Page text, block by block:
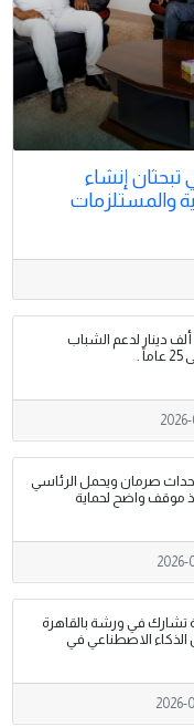
تبحثان إنشاء
والمستلزمات
الإسكان : 150 ألف دينار لدعم الشباب
.
2026-
أحداث صرمان ويحمل الرئاسي
موقف واضح لحماية
2026-
تشارك في ورشة بالقاهرة
الاصطناعي في
2026-